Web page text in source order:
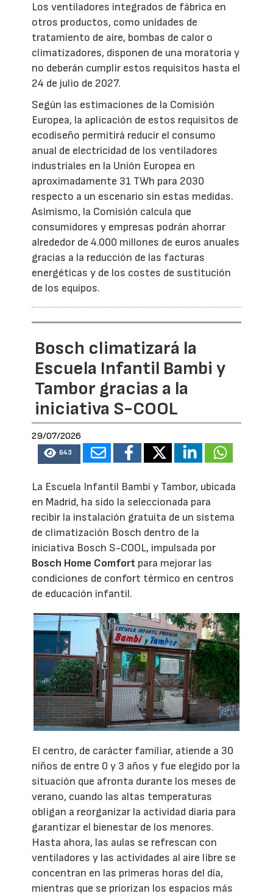
Los ventiladores integrados de fábrica en
otros productos, como unidades de
tratamiento de aire, bombas de calor o
climatizadores, disponen de una moratoria y
no deberán cumplir estos requisitos hasta el
24 de julio de 2027.
Según las estimaciones de la Comisión
Europea, la aplicación de estos requisitos de
ecodiseño permitirá reducir el consumo
anual de electricidad de los ventiladores
industriales en la Unión Europea en
aproximadamente 31 TWh para 2030
respecto a un escenario sin estas medidas.
Asimismo, la Comisión calcula que
consumidores y empresas podrán ahorrar
alrededor de 4.000 millones de euros anuales
gracias a la reducción de las facturas
energéticas y de los costes de sustitución
de los equipos.
Bosch climatizará la
Escuela Infantil Bambi y
Tambor gracias a la
iniciativa S-COOL
29/07/2026
643
La Escuela Infantil Bambi y Tambor, ubicada
en Madrid, ha sido la seleccionada para
recibir la instalación gratuita de un sistema
de climatización Bosch dentro de la
iniciativa Bosch S-COOL, impulsada por
Bosch Home Comfort para mejorar las
condiciones de confort térmico en centros
de educación infantil.
El centro, de carácter familiar, atiende a 30
niños de entre 0 y 3 años y fue elegido por la
situación que afronta durante los meses de
verano, cuando las altas temperaturas
obligan a reorganizar la actividad diaria para
garantizar el bienestar de los menores.
Hasta ahora, las aulas se refrescan con
ventiladores y las actividades al aire libre se
concentran en las primeras horas del día,
mientras que se priorizan los espacios más